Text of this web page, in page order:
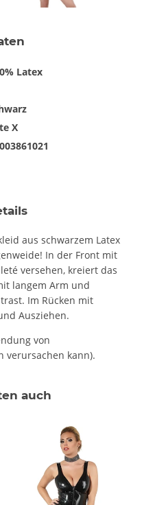
Latex
X
aus schwarzem Latex
In der Front mit
versehen, kreiert das
langem Arm und
Im Rücken mit
Ausziehen.
von
verursachen kann).
auch